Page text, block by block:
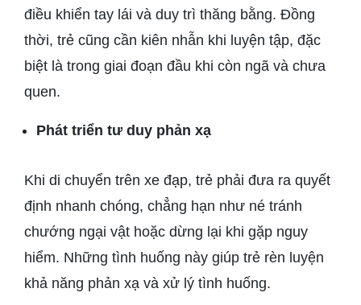
điều khiển tay lái và duy trì thăng bằng. Đồng
thời, trẻ cũng cần kiên nhẫn khi luyện tập, đặc
biệt là trong giai đoạn đầu khi còn ngã và chưa
quen.
Phát triển tư duy phản xạ
Khi di chuyển trên xe đạp, trẻ phải đưa ra quyết
định nhanh chóng, chẳng hạn như né tránh
chướng ngại vật hoặc dừng lại khi gặp nguy
hiểm. Những tình huống này giúp trẻ rèn luyện
khả năng phản xạ và xử lý tình huống.